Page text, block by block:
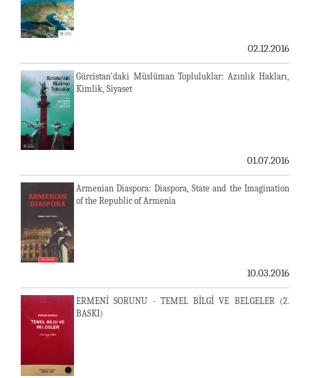
02.12.2016
Gürcistan'daki Müslüman Topluluklar: Azınlık Hakları,
Kimlik, Siyaset
01.07.2016
Armenian Diaspora: Diaspora, State and the Imagination
of the Republic of Armenia
10.03.2016
ERMENİ SORUNU - TEMEL BİLGİ VE BELGELER (2.
BASKI)